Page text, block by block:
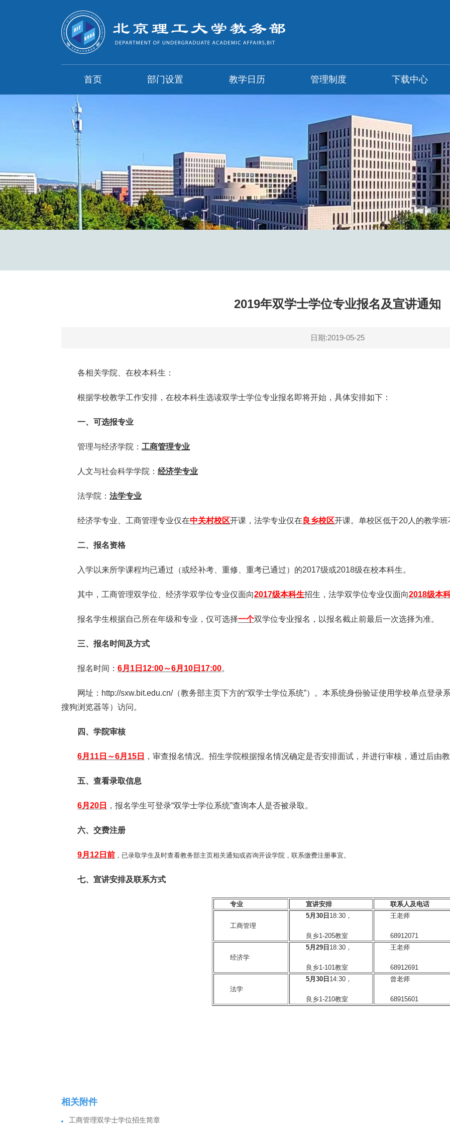
首页 部门设置 教学日历 管理制度 下载中心
2019年双学士学位专业报名及宣讲通知
日期:2019-05-25
各相关学院、在校本科生：
根据学校教学工作安排，在校本科生选读双学士学位专业报名即将开始，具体安排如下：
一、可选报专业
管理与经济学院： 工商管理专业
人文与社会科学学院： 经济学专业
法学院： 法学专业
经济学专业、工商管理专业仅在中关村校区开课，法学专业仅在 良乡校区开课。单校区低于20 人的教学班
二、报名资格
入学以来所学课程均已通过（或经补考、重修、重考已通过）的2017级或2018级在校本科生。
其中，工商管理双学位、经济学双学位专业仅面向2017级本科生招生，法学双学位专业仅面向2018级本
报名学生根据自己所在年级和专业，仅可选择一个双学位专业报名，以报名截止前最后一次选择为准。
三、报名时间及方式
报名时间： 6月 1 日 12:00～6月 10 日 17:00。
网址： http://sxw.bit.edu.cn/（教务部主页下方的“双学士学位系统”）。本系统身份验证使用学校单点登录
搜狗浏览器等）访问。
四、学院审核
6月 11 日～6月 15 日 ，审查报名情况。招生学院根据报名情况确定是否安排面试，并进行审核，通过后由教
五、查看录取信息
6月 20 日 ，报名学生可登录“双学士学位系统”查询本人是否被录取。
六、交费注册
9月 12 日前 ，已录取学生及时查看教务部主页相关通知或咨询开设学院，联系缴费注册事宜。
七、宣讲安排及联系方式
专业 宣讲安排 联系人及电话
工商管理
5月 30 日 18:30 ，
良乡1-205教室
王老师
68912071
经济学
5月 29 日 18:30 ，
良乡1-101 教室
王老师
68912691
法学
5月 30 日 14:30 ，
良乡1-210教室
曾老师
68915601
相关附件
工商管理双学士学位招生简章